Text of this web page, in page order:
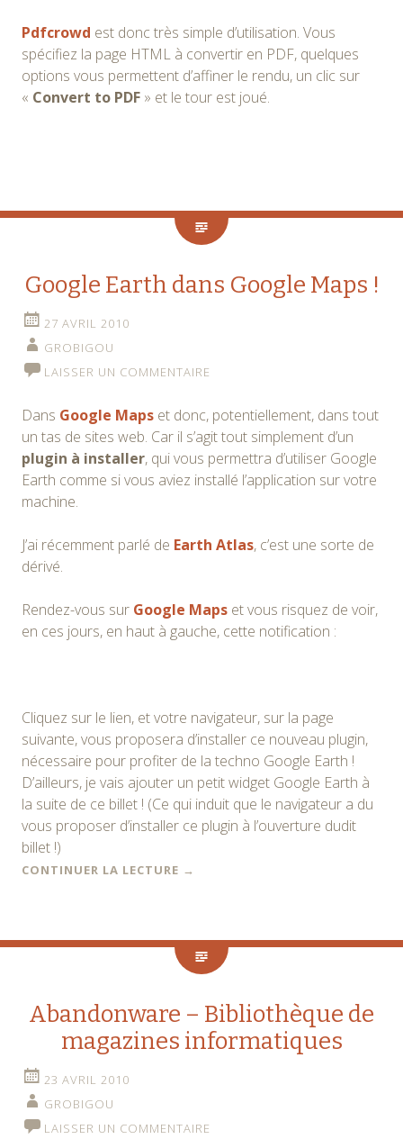
Pdfcrowd est donc très simple d’utilisation. Vous
spécifiez la page HTML à convertir en PDF, quelques
options vous permettent d’affiner le rendu, un clic sur
« Convert to PDF » et le tour est joué.
Google Earth dans Google Maps !
27 AVRIL 2010
GROBIGOU
LAISSER UN COMMENTAIRE
Dans Google Maps et donc, potentiellement, dans tout
un tas de sites web. Car il s’agit tout simplement d’un
plugin à installer, qui vous permettra d’utiliser Google
Earth comme si vous aviez installé l’application sur votre
machine.
J’ai récemment parlé de Earth Atlas, c’est une sorte de
dérivé.
Rendez-vous sur Google Maps et vous risquez de voir,
en ces jours, en haut à gauche, cette notification :
Cliquez sur le lien, et votre navigateur, sur la page
suivante, vous proposera d’installer ce nouveau plugin,
nécessaire pour profiter de la techno Google Earth !
D’ailleurs, je vais ajouter un petit widget Google Earth à
la suite de ce billet ! (Ce qui induit que le navigateur a du
vous proposer d’installer ce plugin à l’ouverture dudit
billet !)
CONTINUER LA LECTURE →
Abandonware – Bibliothèque de
magazines informatiques
23 AVRIL 2010
GROBIGOU
LAISSER UN COMMENTAIRE